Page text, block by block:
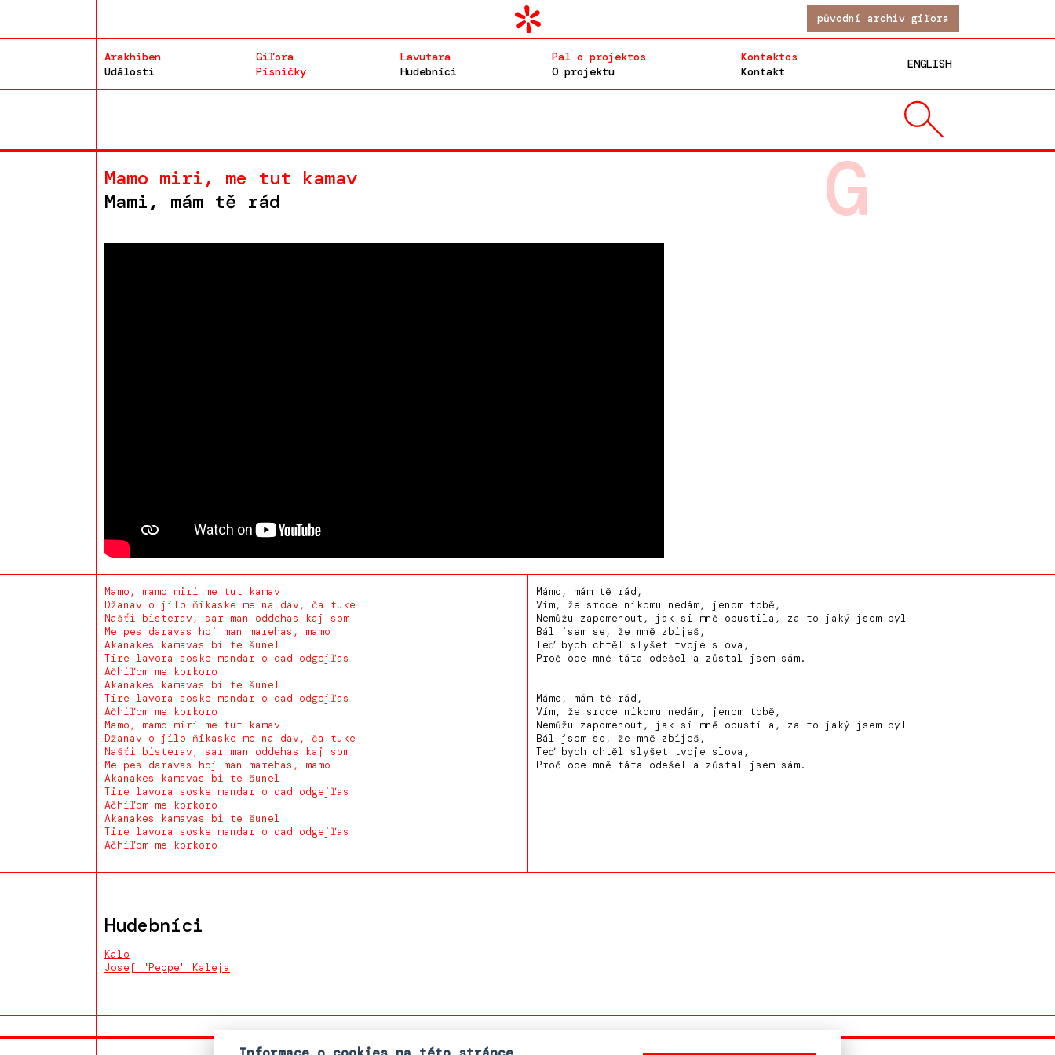
původní archiv giľora
Arakhiben
Události
Giľora
Písničky
Lavutara
Hudebníci
Pal o projektos
O projektu
Kontaktos
Kontakt
ENGLISH
Mamo miri, me tut kamav
Mami, mám tě rád
G
Mamo, mamo miri me tut kamav
Džanav o jilo ňikaske me na dav, ča tuke
Našťi bisterav, sar man oddehas kaj som
Me pes daravas hoj man marehas, mamo
Akanakes kamavas bi te šunel
Tire lavora soske mandar o dad odgejľas
Ačhiľom me korkoro
Akanakes kamavas bi te šunel
Tire lavora soske mandar o dad odgejľas
Ačhiľom me korkoro
Mamo, mamo miri me tut kamav
Džanav o jilo ňikaske me na dav, ča tuke
Našťi bisterav, sar man oddehas kaj som
Me pes daravas hoj man marehas, mamo
Akanakes kamavas bi te šunel
Tire lavora soske mandar o dad odgejľas
Ačhiľom me korkoro
Akanakes kamavas bi te šunel
Tire lavora soske mandar o dad odgejľas
Ačhiľom me korkoro
Mámo, mám tě rád,
Vím, že srdce nikomu nedám, jenom tobě,
Nemůžu zapomenout, jak si mně opustila, za to jaký jsem byl
Bál jsem se, že mně zbiješ,
Teď bych chtěl slyšet tvoje slova,
Proč ode mně táta odešel a zůstal jsem sám.
Mámo, mám tě rád,
Vím, že srdce nikomu nedám, jenom tobě,
Nemůžu zapomenout, jak si mně opustila, za to jaký jsem byl
Bál jsem se, že mně zbiješ,
Teď bych chtěl slyšet tvoje slova,
Proč ode mně táta odešel a zůstal jsem sám.
Hudebníci
Kalo
Josef "Peppe" Kaleja